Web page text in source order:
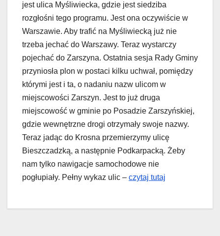
jest ulica Myśliwiecka, gdzie jest siedziba
rozgłośni tego programu. Jest ona oczywiście w
Warszawie. Aby trafić na Myśliwiecką już nie
trzeba jechać do Warszawy. Teraz wystarczy
pojechać do Zarszyna. Ostatnia sesja Rady Gminy
przyniosła plon w postaci kilku uchwał, pomiędzy
którymi jest i ta, o nadaniu nazw ulicom w
miejscowości Zarszyn. Jest to już druga
miejscowość w gminie po Posadzie Zarszyńskiej,
gdzie wewnętrzne drogi otrzymały swoje nazwy.
Teraz jadąc do Krosna przemierzymy ulicę
Bieszczadzką, a następnie Podkarpacką. Żeby
nam tylko nawigacje samochodowe nie
pogłupiały. Pełny wykaz ulic – czytaj tutaj